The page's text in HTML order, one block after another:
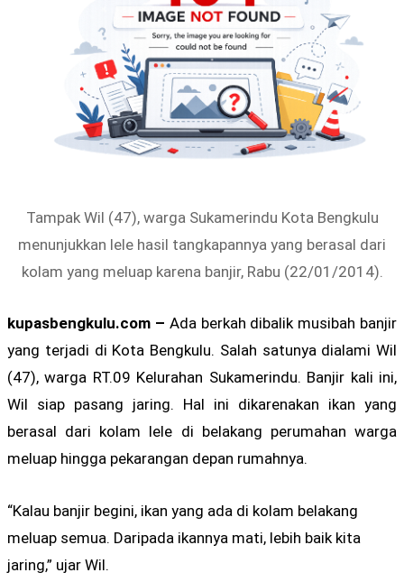
Tampak Wil (47), warga Sukamerindu Kota Bengkulu
menunjukkan lele hasil tangkapannya yang berasal dari
kolam yang meluap karena banjir, Rabu (22/01/2014).
kupasbengkulu.com – Ada berkah dibalik musibah banjir
yang terjadi di Kota Bengkulu. Salah satunya dialami Wil
(47), warga RT.09 Kelurahan Sukamerindu. Banjir kali ini,
Wil siap pasang jaring. Hal ini dikarenakan ikan yang
berasal dari kolam lele di belakang perumahan warga
meluap hingga pekarangan depan rumahnya.
“Kalau banjir begini, ikan yang ada di kolam belakang
meluap semua. Daripada ikannya mati, lebih baik kita
jaring,” ujar Wil.